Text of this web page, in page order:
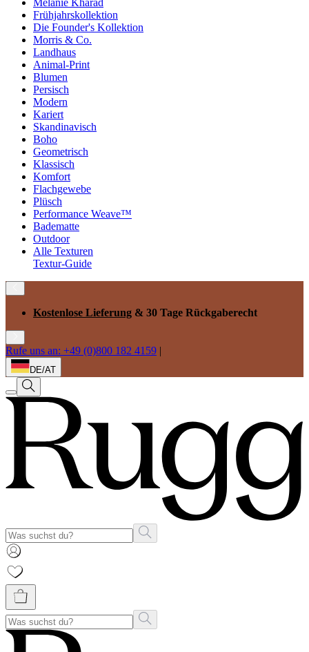
Melanie Kharad
Frühjahrskollektion
Die Founder's Kollektion
Morris & Co.
Landhaus
Animal-Print
Blumen
Persisch
Modern
Kariert
Skandinavisch
Boho
Geometrisch
Klassisch
Komfort
Flachgewebe
Plüsch
Performance Weave™
Badematte
Outdoor
Alle Texturen
Textur-Guide
Kostenlose Lieferung & 30 Tage Rückgaberecht
Rufe uns an: +49 (0)800 182 4159 |
DE/AT